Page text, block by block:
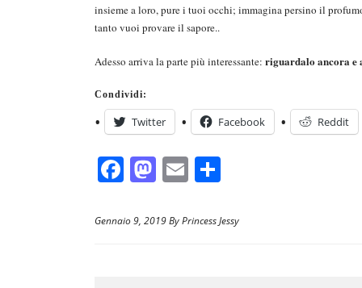
insieme a loro, pure i tuoi occhi; immagina persino il
tanto vuoi provare il sapore..
Adesso arriva la parte più interessante: riguardalo ancora e
Condividi:
Twitter Facebook Reddit
F
c
M
st
E
ail n
Gennaio 9, 2019 By Princess Jessy